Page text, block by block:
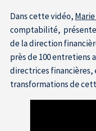
Dans cette vidéo,
comptabilité, présente
de la direction
près de 100 entretiens
directrices financières,
transformations de